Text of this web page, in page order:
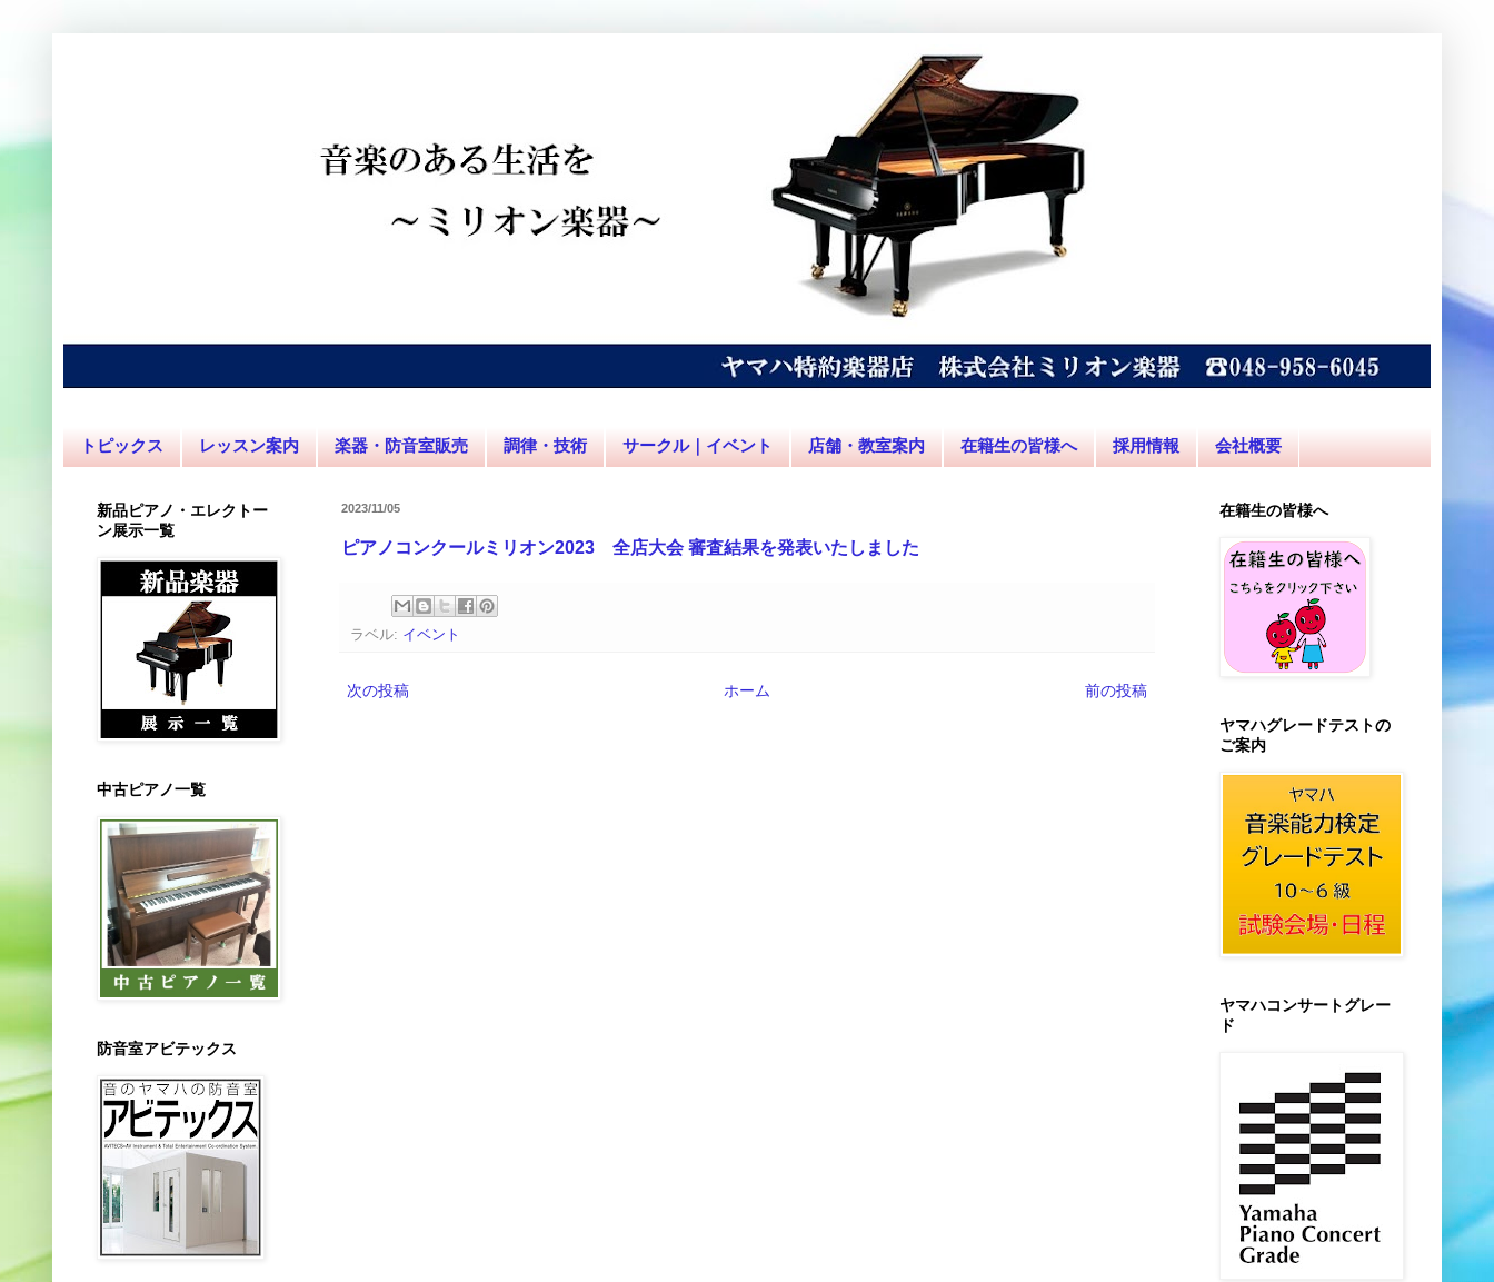
トピックス レッスン案内 楽器・防音室販売 調律・技術 サークル｜イベント 店舗・教室案内 在籍生の皆様へ 採用情報 会社概要
2023/11/05
ピアノコンクールミリオン2023 全店大会 審査結果を発表いたしました
ラベル: イベント
次の投稿 前の投稿
ホーム
新品ピアノ・エレクトー
ン展示一覧
中古ピアノ一覧
防音室アビテックス
在籍生の皆様へ
ヤマハグレードテストの
ご案内
ヤマハコンサートグレー
ド